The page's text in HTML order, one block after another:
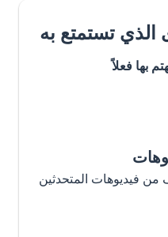
تستمتع به
بها فعلاً
من 48 ألف من فيديوهات المتحدثين